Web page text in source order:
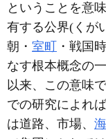
ということを意
有する公界(くが
朝・ 室町 ・戦国
なす根本概念の
以来、この意味
での研究によれ
は道路、市場、